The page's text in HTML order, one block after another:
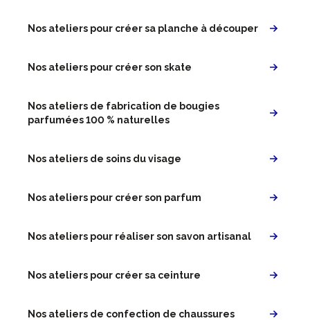
Nos ateliers pour créer sa planche à découper
Nos ateliers pour créer son skate
Nos ateliers de fabrication de bougies
parfumées 100 % naturelles
Nos ateliers de soins du visage
Nos ateliers pour créer son parfum
Nos ateliers pour réaliser son savon artisanal
Nos ateliers pour créer sa ceinture
Nos ateliers de confection de chaussures